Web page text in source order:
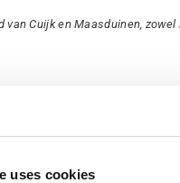
uses cookies
van Cuijk en Maasduinen,
toert